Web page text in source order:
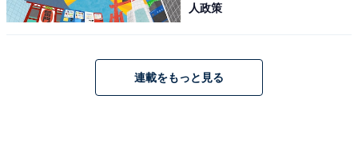
「チキンフィレサンド」もしくは「和風チキンカツサン
■「スヌーピートールマグつき チキンセット」税込1250
人政策
連載をもっと見る